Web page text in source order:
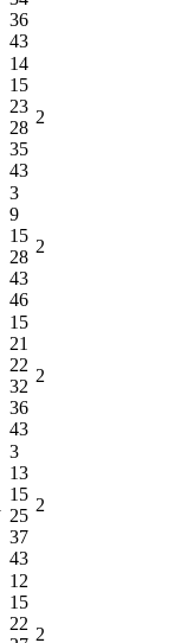
36
43
14
15
23
28
35
43
2
3
9
15
28
43
46
2
15
21
22
32
36
43
2
3
13
15
25
37
43
2
12
15
22
2